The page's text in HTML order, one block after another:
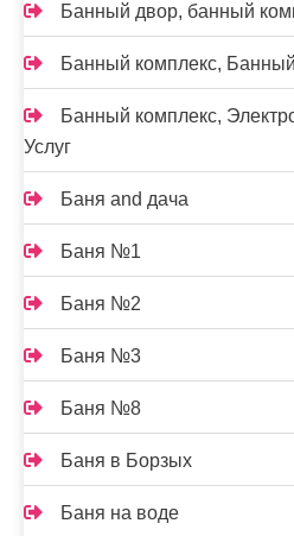
Банный двор, банный
Банный комплекс,
Банный комплекс,
Услуг
Баня and дача
Баня №1
Баня №2
Баня №3
Баня №8
Баня в Борзых
Баня на воде